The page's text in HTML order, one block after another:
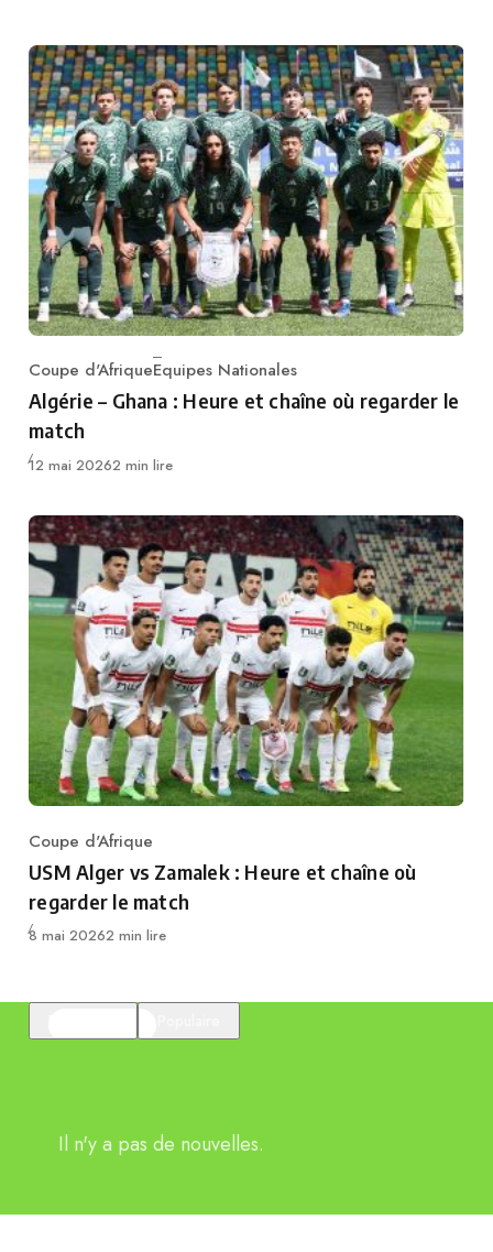
Category
Coupe d'AfriqueEquipes Nationales
Algérie – Ghana : Heure et chaîne où regarder le
match
Publié
12 mai 20262 min lire
Category
Coupe d'Afrique
USM Alger vs Zamalek : Heure et chaîne où
regarder le match
Publié
8 mai 20262 min lire
Il n'y a pas de nouvelles.